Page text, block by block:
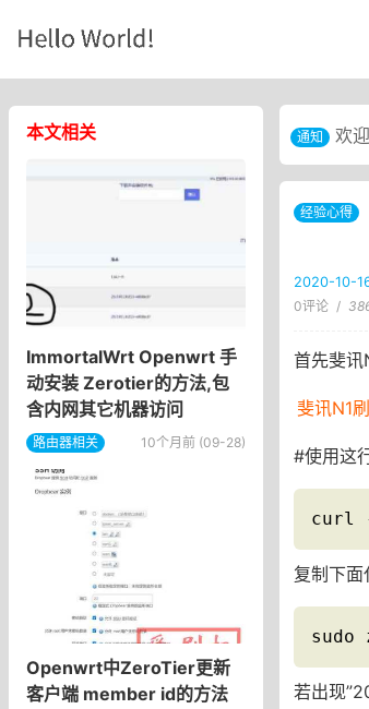
本文相关
ImmortalWrt Openwrt 手
动安装 Zerotier的方法,包
含内网其它机器访问
路由器相关 10个月前 (09-28)
Openwrt中ZeroTier更新
客户端 member id的方法
通知 欢
经验心得
2020-10-
0评论 /
首先斐讯
斐讯N1
#使用这
curl
复制下
sudo
若出现